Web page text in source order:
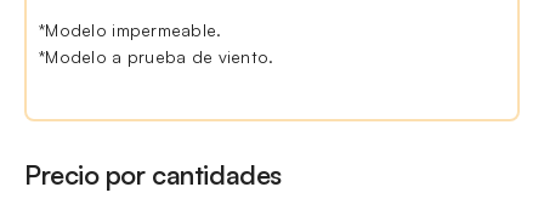
*Modelo impermeable.
*Modelo a prueba de viento.
Precio por cantidades